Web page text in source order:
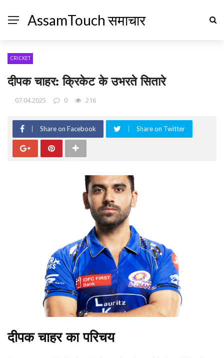
AssamTouch समाचार
CRICKET
दीपक चाहर: क्रिकेट के उभरते सितारे
07.04.2025 0 216
Share on Facebook Share on Twitter
दीपक चाहर का परिचय